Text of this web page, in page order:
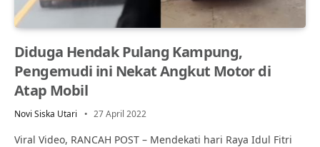
Diduga Hendak Pulang Kampung,
Pengemudi ini Nekat Angkut Motor di
Atap Mobil
Novi Siska Utari 27 April 2022
Viral Video, RANCAH POST – Mendekati hari Raya Idul Fitri